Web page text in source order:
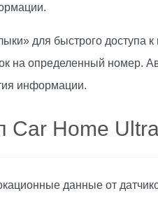
для быстрого доступа
на определенный номер.
информации.
Car Home Ultra
данные от